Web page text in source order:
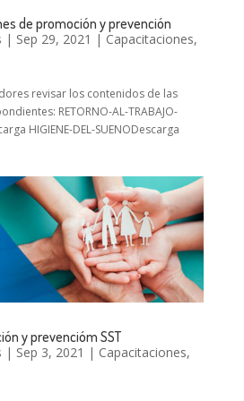
de promoción y prevención
| Sep 29, 2021 | Capacitaciones,
revisar los contenidos de las
RETORNO-AL-TRABAJO-
HIGIENE-DEL-SUENODescarga
y prevencióm SST
| Sep 3, 2021 | Capacitaciones,